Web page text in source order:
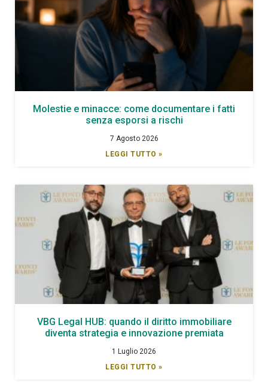
Molestie e minacce: come documentare i fatti
senza esporsi a rischi
7 Agosto 2026
LEGGI TUTTO »
VBG Legal HUB: quando il diritto immobiliare
diventa strategia e innovazione premiata
1 Luglio 2026
LEGGI TUTTO »